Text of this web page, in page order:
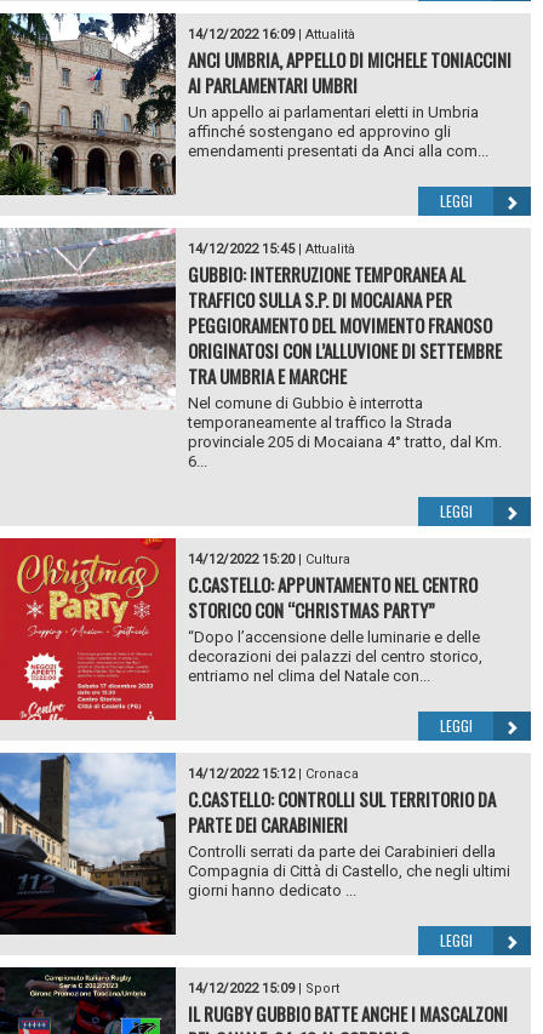
14/12/2022 16:09| Attualità
ANCI UMBRIA, APPELLO DI MICHELE TONIACCINI
AI PARLAMENTARI UMBRI
Un appello ai parlamentari eletti in Umbria
affinché sostengano ed approvino gli
emendamenti presentati da Anci alla com...
LEGGI
14/12/2022 15:45| Attualità
GUBBIO: INTERRUZIONE TEMPORANEA AL
TRAFFICO SULLA S.P. DI MOCAIANA PER
PEGGIORAMENTO DEL MOVIMENTO FRANOSO
ORIGINATOSI CON L’ALLUVIONE DI SETTEMBRE
TRA UMBRIA E MARCHE
Nel comune di Gubbio è interrotta
temporaneamente al traffico la Strada
provinciale 205 di Mocaiana 4° tratto, dal Km.
6...
LEGGI
14/12/2022 15:20| Cultura
C.CASTELLO: APPUNTAMENTO NEL CENTRO
STORICO CON “CHRISTMAS PARTY”
“Dopo l’accensione delle luminarie e delle
decorazioni dei palazzi del centro storico,
entriamo nel clima del Natale con...
LEGGI
14/12/2022 15:12| Cronaca
C.CASTELLO: CONTROLLI SUL TERRITORIO DA
PARTE DEI CARABINIERI
Controlli serrati da parte dei Carabinieri della
Compagnia di Città di Castello, che negli ultimi
giorni hanno dedicato ...
LEGGI
14/12/2022 15:09| Sport
IL RUGBY GUBBIO BATTE ANCHE I MASCALZONI